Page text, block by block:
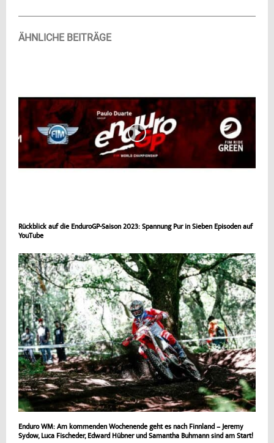
ÄHNLICHE BEITRÄGE
Rückblick auf die EnduroGP-Saison 2023: Spannung Pur in Sieben Episoden auf
YouTube
Enduro WM: Am kommenden Wochenende geht es nach Finnland – Jeremy
Sydow, Luca Fischeder, Edward Hübner und Samantha Buhmann sind am Start!